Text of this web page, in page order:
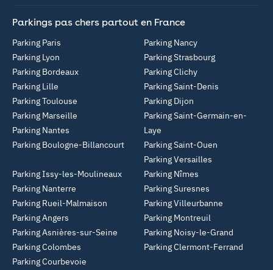
Parkings pas chers partout en France
Parking Paris
Parking Lyon
Parking Bordeaux
Parking Lille
Parking Toulouse
Parking Marseille
Parking Nantes
Parking Boulogne-Billancourt
Parking Nancy
Parking Strasbourg
Parking Clichy
Parking Saint-Denis
Parking Dijon
Parking Saint-Germain-en-
Laye
Parking Saint-Ouen
Parking Versailles
Parking Issy-les-Moulineaux
Parking Nanterre
Parking Rueil-Malmaison
Parking Angers
Parking Asnières-sur-Seine
Parking Colombes
Parking Courbevoie
Parking Nîmes
Parking Suresnes
Parking Villeurbanne
Parking Montreuil
Parking Noisy-le-Grand
Parking Clermont-Ferrand